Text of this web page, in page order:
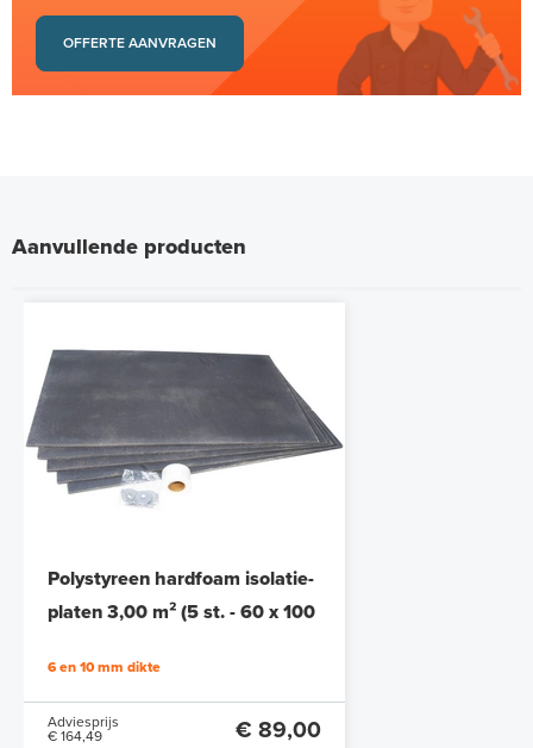
OFFERTE AANVRAGEN
Aanvullende producten
Polystyreen hardfoam isolatie-
platen 3,00 m² (5 st. - 60 x 100
6 en 10 mm dikte
Adviesprijs
€ 164,49
€ 89,00